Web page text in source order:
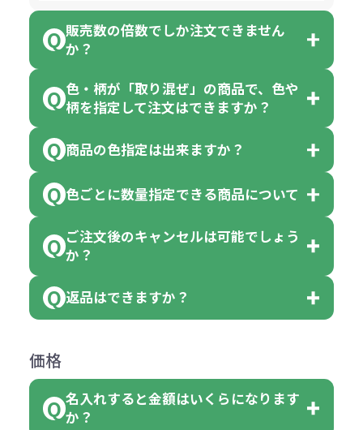
販売数の倍数でしか注文できません
か？
一部商品（※）を除き、注文可能数
です。
ります。
【例】注文可能数が100個の場合
は、100個以上でしたら、何個でも
可能です。
色・柄が「取り混ぜ」の商品で、色や
柄を指定して注文はできますか？
「色・柄 取り混ぜ」のラベルがつい
ている商品は、色指定不可となって
ん。
商品の色指定は出来ますか？
色指定できる商品もございますが商
品の詳細に「色・柄 取り混ぜ」のラ
ベルや商品画像に「〇色取混ぜ」な
れ等分で100個ずつ入って参ります。
（割り切れない場合は数個単位で前
色ごとに数量指定できる商品について
「選べる本体色」のラベルが付いて
す。
い。
例えば…
ご注文後のキャンセルは可能でしょう
か？
お客様都合でのキャンセルは、制作
がございます。
ご注文の際は、十分にご確認・ご検
返品はできますか？
めご了承ください。
ただし下記の場合は承っております
価格
名入れすると金額はいくらになります
か？